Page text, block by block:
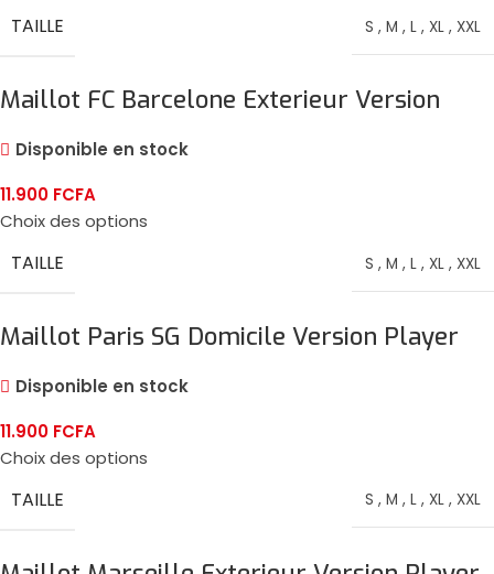
TAILLE S , M , L , XL , XXL
Maillot FC Barcelone Exterieur Version
Player 2024/25
Disponible en stock
11.900 FCFA
Choix des options
TAILLE S , M , L , XL , XXL
Maillot Paris SG Domicile Version Player
2024/25
Disponible en stock
11.900 FCFA
Choix des options
TAILLE S , M , L , XL , XXL